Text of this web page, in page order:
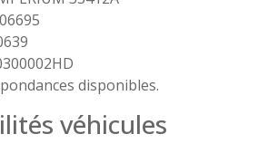
disponibles.
véhicules